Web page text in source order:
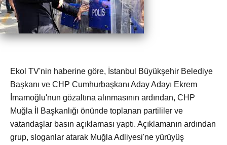
Ekol TV'nin haberine göre, İstanbul Büyükşehir Belediye
Başkanı ve CHP Cumhurbaşkanı Aday Adayı Ekrem
İmamoğlu'nun gözaltına alınmasının ardından, CHP
Muğla İl Başkanlığı önünde toplanan partililer ve
vatandaşlar basın açıklaması yaptı. Açıklamanın ardından
grup, sloganlar atarak Muğla Adliyesi'ne yürüyüş